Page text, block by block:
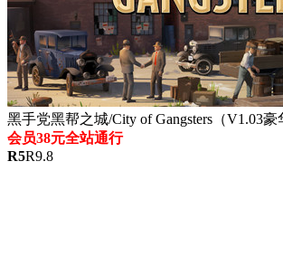
黑手党黑帮之城/City of Gangsters（V1.03豪
会员38元全站通行
R5R9.8